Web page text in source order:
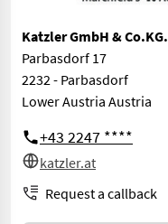
Katzler GmbH & Co.KG.
Parbasdorf 17
2232 - Parbasdorf
Lower Austria Austria
+43 2247 ****
katzler.at
Request a callback